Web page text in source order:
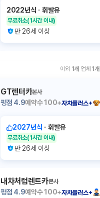
2022년식 ㆍ휘발유
무료취소(1시간 이내)
만 26세 이상
이외 1개 업체 1 개
GT렌터카본사
평점 4.9예약수100+자차플러스+
2027년식 ㆍ휘발유
무료취소(1시간 이내)
만 26세 이상
내차처럼렌트카본사
평점 4.9예약수100+자차플러스+